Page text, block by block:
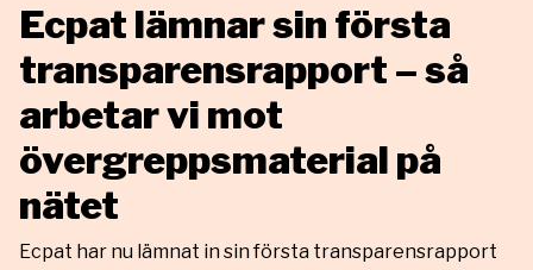
Ecpat lämnar sin första
transparensrapport – så
arbetar vi mot
övergreppsmaterial på
nätet
Ecpat har nu lämnat in sin första transparensrapport